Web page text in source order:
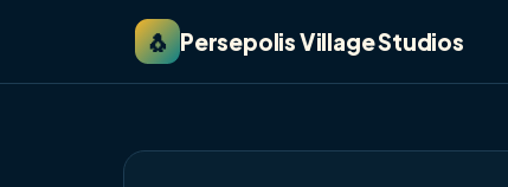
🐧 Persepolis Village Studios